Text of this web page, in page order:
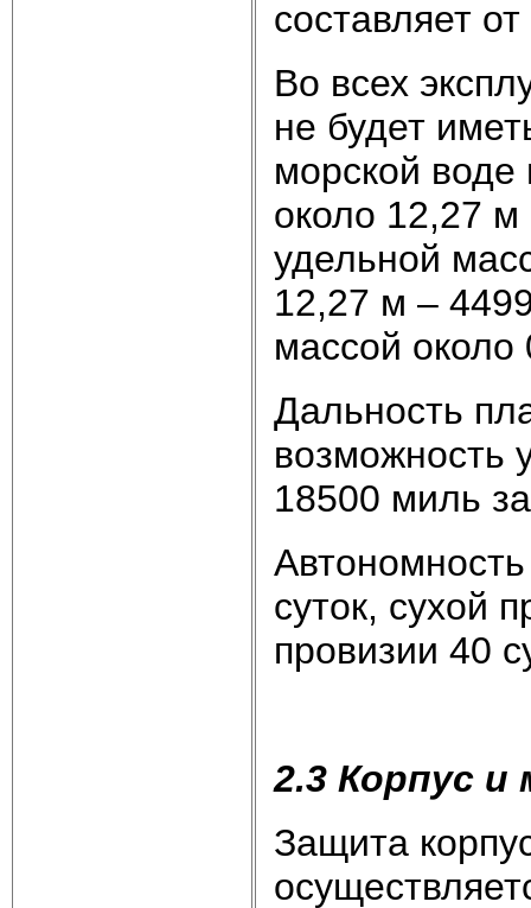
составляет
Во всех
не будет
морской воде
около 12,27 м
удельной
12,27 м –
массой около
Дальность
возможность
18500 миль
суток, сухой
провизии 40
2.3 Корпус
Защита